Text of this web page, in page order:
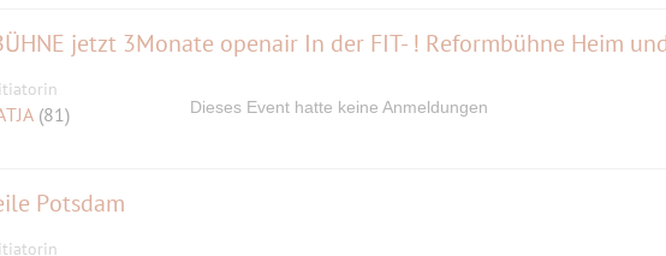
jetzt 3Monate openair In der FIT- ! Reformbühne Heim
(81) Dieses Event hatte keine Anmeldungen
Potsdam